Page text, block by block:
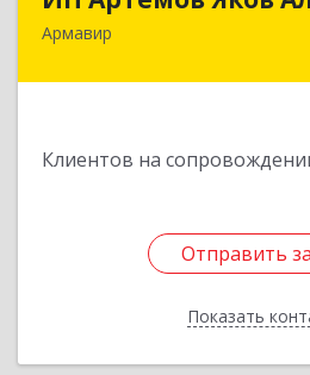
Армавир
Клиентов на
Отправить
Показать
Отправить
Назад